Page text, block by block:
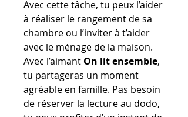
Avec cette tâche, tu peux l’aider
à réaliser le rangement de sa
chambre ou l’inviter à t’aider
avec le ménage de la maison.
Avec l’aimant On lit ensemble,
tu partageras un moment
agréable en famille. Pas besoin
de réserver la lecture au dodo,